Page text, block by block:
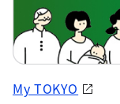
My TOKYO